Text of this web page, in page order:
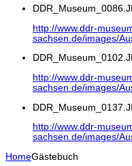
http://www.ddr-
sachsen.de/images/
http://www.ddr-
sachsen.de/images/
http://www.ddr-
sachsen.de/images/
HomeGästebuch